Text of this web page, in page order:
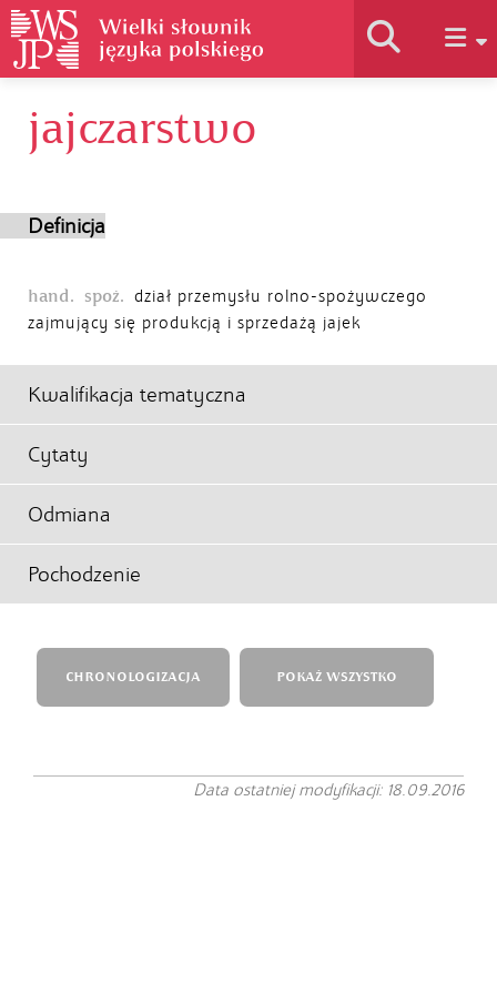
Historia słownika
jajczarstwo
Definicja
hand. spoż. dział przemysłu rolno-spożywczego
zajmujący się produkcją i sprzedażą jajek
Kwalifikacja tematyczna
Cytaty
Odmiana
Pochodzenie
CHRONOLOGIZACJA POKAŻ WSZYSTKO
Data ostatniej modyfikacji: 18.09.2016